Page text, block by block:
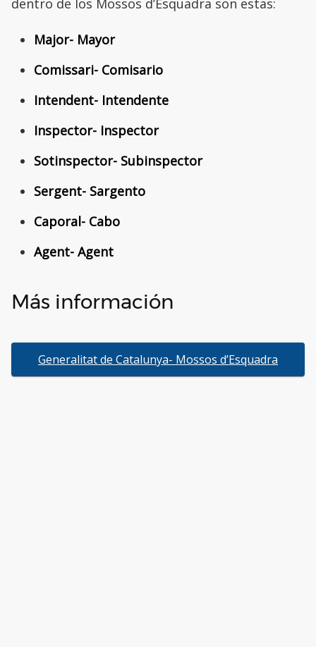
dentro de los Mossos d’Esquadra son estas:
Major- Mayor
Comissari- Comisario
Intendent- Intendente
Inspector- Inspector
Sotinspector- Subinspector
Sergent- Sargento
Caporal- Cabo
Agent- Agent
Más información
Generalitat de Catalunya- Mossos d’Esquadra